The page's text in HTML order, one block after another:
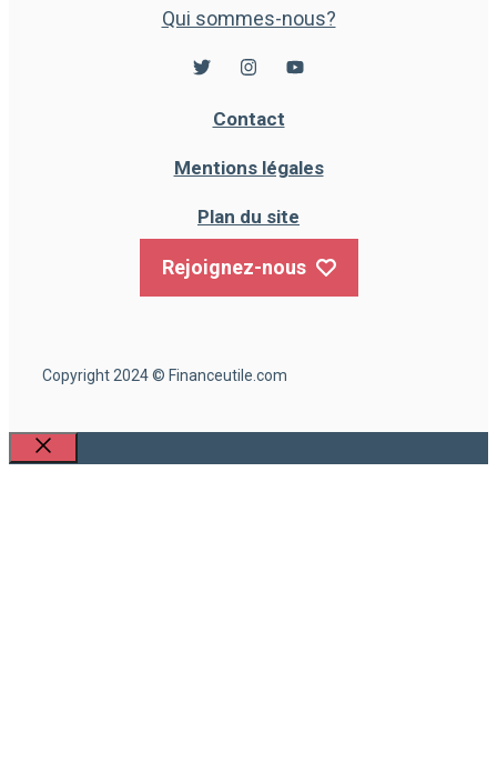
Qui sommes-nous?
Contact
Mentions légales
Plan du site
Rejoignez-nous
Copyright 2024 © Financeutile.com
Fermer